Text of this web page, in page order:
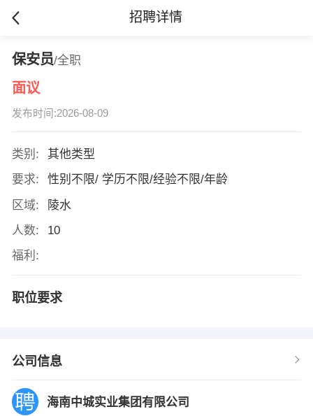
招聘详情
保安员/全职
面议
发布时间:2026-08-09
类别:
其他类型
要求:
性别不限/ 学历不限/经验不限/年龄
区域:
陵水
人数:
10
福利:
职位要求
公司信息
海南中城实业集团有限公司